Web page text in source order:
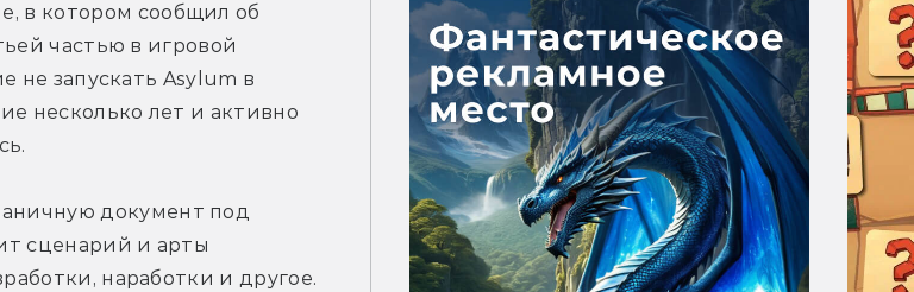
в котором сообщил об
частью в игровой
не запускать Asylum в
несколько лет и активно
документ под
сценарий и арты
наработки и другое.